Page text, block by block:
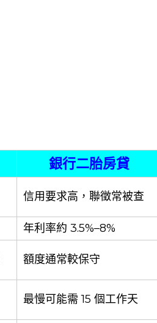
銀行二胎房貸
信用要求高，聯徵常被查
年利率約 3.5%–8%
額度通常較保守
最慢可能需 15 個工作天